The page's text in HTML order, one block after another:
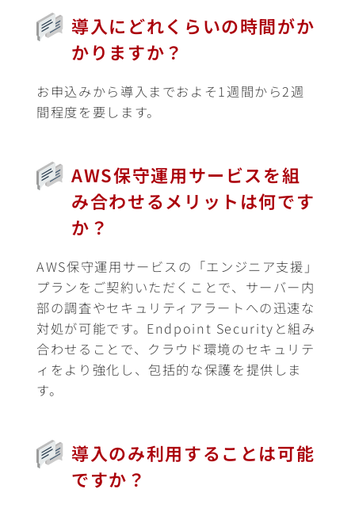
導入にどれくらいの時間がか
かりますか？
お申込みから導入までおよそ1週間から2週
間程度を要します。
AWS保守運用サービスを組
み合わせるメリットは何です
か？
AWS保守運用サービスの「エンジニア支援」
プランをご契約いただくことで、サーバー内
部の調査やセキュリティアラートへの迅速な
対処が可能です。Endpoint Securityと組み
合わせることで、クラウド環境のセキュリテ
ィをより強化し、包括的な保護を提供しま
す。
導入のみ利用することは可能
ですか？